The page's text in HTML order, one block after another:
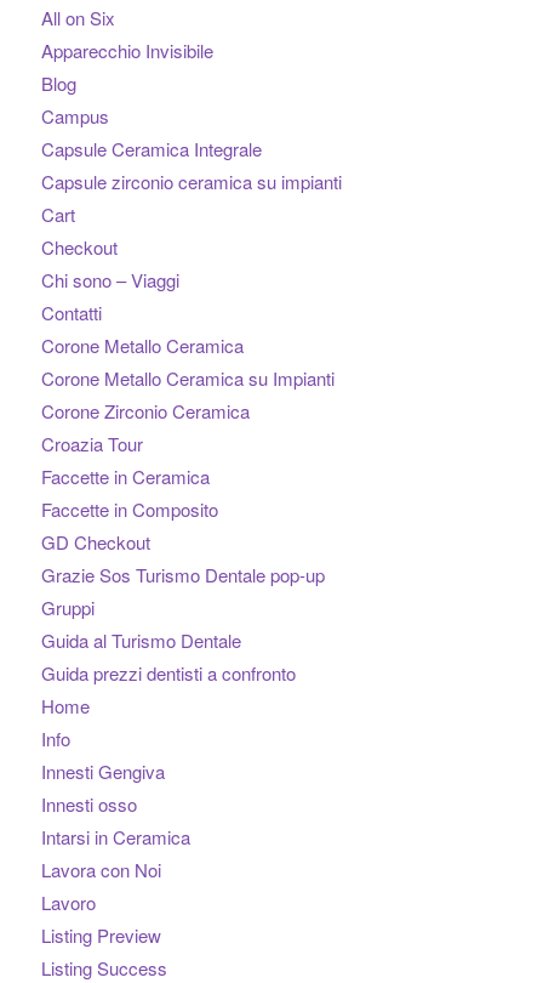
All on Six
Apparecchio Invisibile
Blog
Campus
Capsule Ceramica Integrale
Capsule zirconio ceramica su impianti
Cart
Checkout
Chi sono – Viaggi
Contatti
Corone Metallo Ceramica
Corone Metallo Ceramica su Impianti
Corone Zirconio Ceramica
Croazia Tour
Faccette in Ceramica
Faccette in Composito
GD Checkout
Grazie Sos Turismo Dentale pop-up
Gruppi
Guida al Turismo Dentale
Guida prezzi dentisti a confronto
Home
Info
Innesti Gengiva
Innesti osso
Intarsi in Ceramica
Lavora con Noi
Lavoro
Listing Preview
Listing Success